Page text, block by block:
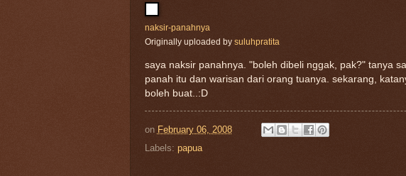
naksir-panahnya
Originally uploaded by suluhpratita
saya naksir panahnya. "boleh dibeli nggak, pak?" tanya
panah itu dan warisan dari orang tuanya. sekarang,
boleh buat..:D
on February 06, 2008
Labels: papua